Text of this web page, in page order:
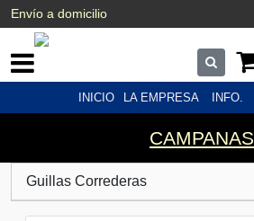
Envío a domicilio
INICIO LA EMPRESA INFO.
CAMPANAS
Guillas Correderas